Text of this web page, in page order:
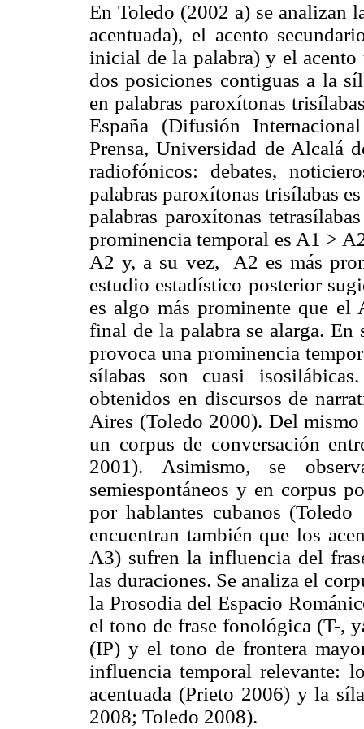
En Toledo (2002 a) se analizan
acentuada), el acento
inicial de la palabra) y el
dos posiciones contiguas a la
en palabras paroxítonas
España (Difusión
Prensa, Universidad de Alcalá
radiofónicos: debates,
palabras paroxítonas trisílabas
palabras paroxítonas
prominencia temporal es A1 ˃
A2 y, a su vez, A2 es más
estudio estadístico posterior
es algo más prominente que
final de la palabra se alarga. En
provoca una prominencia
sílabas son cuasi
obtenidos en discursos de
Aires (Toledo 2000). Del
un corpus de conversación
2001). Asimismo, se
semiespontáneos y en corpus
por hablantes cubanos
encuentran también que los
A3) sufren la influencia del
las duraciones. Se analiza el
la Prosodia del Espacio
el tono de frase fonológica (T-,
(IP) y el tono de frontera
influencia temporal relevante:
acentuada (Prieto 2006) y la
2008; Toledo 2008).